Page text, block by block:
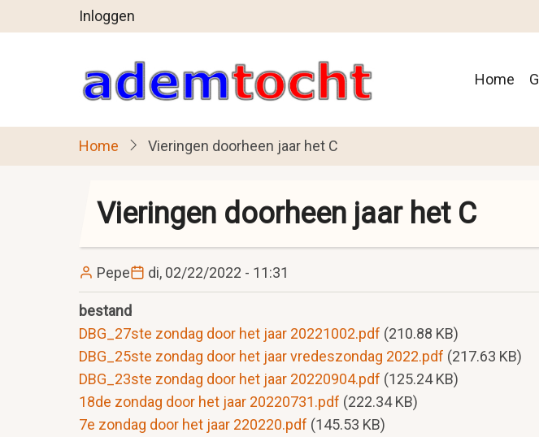
en
gaan
User
account
menu
Inloggen
Main
Home
Home Vieringen doorheen jaar het C
Vieringen doorheen jaar het C
Pepe di, 02/22/2022 - 11:31
bestand
DBG_27ste zondag door het jaar 20221002.pdf (210.88 KB)
DBG_25ste zondag door het jaar vredeszondag 2022.pdf (217.63 KB)
DBG_23ste zondag door het jaar 20220904.pdf (125.24 KB)
18de zondag door het jaar 20220731.pdf (222.34 KB)
7e zondag door het jaar 220220.pdf (145.53 KB)